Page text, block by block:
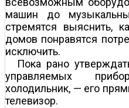
машин до
стремятся выяснить,
домов понравятся
исключить.
Пока рано
управляемых
холодильник, — его
телевизор.